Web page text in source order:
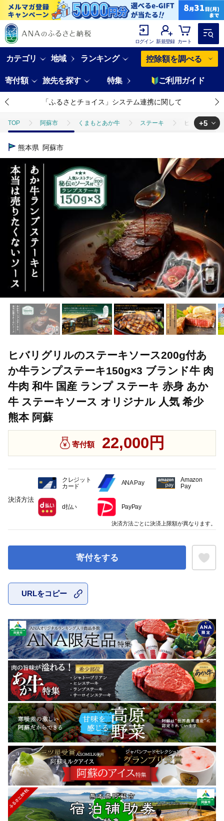
ログイン 新規登録 カート
カテゴリ 地域 ランキング 控除額を調べる
寄付額 旅先を探す 特集 ご利用ガイド
「ふるさとチョイス」システム連携に関して
TOP 阿蘇市 くまもとあか牛 ステーキ ヒバリグリル
TOP
ヒバリグリルのステーキソース200g付あか
TOP 牛肉 ステーキ(牛肉) ヒバリグリルのステー
TOP 加工食品 調味料 ヒバリグリルのステーキソース
TOP 加工食品 ほかの調味料 ヒバリグリル
+5
熊本県 阿蘇市
ヒバリグリルのステーキソース200g付あ
か牛ランプステーキ150g×3 ブランド牛 肉
牛肉 和牛 国産 ランプ ステーキ 赤身 あか
牛 ステーキソース オリジナル 人気 希少
熊本 阿蘇
寄付額 22,000円
寄付をする
URLをコピー
決済方法
クレジット
カード
ANA Pay
Amazon
Pay
d払い PayPay
決済方法ごとに決済上限額が異なります。